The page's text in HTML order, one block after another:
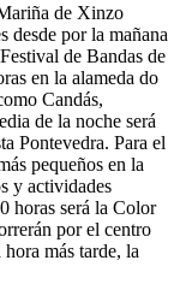
de Xinzo
desde por la mañana
de Bandas de
en la alameda do
Candás,
de la noche será
Pontevedra. Para el
pequeños en la
y actividades
horas será la Color
por el centro
más tarde, la